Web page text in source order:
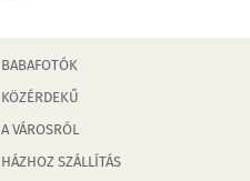
BABAFOTÓK
KÖZÉRDEKŰ
A VÁROSRÓL
HÁZHOZ SZÁLLÍTÁS